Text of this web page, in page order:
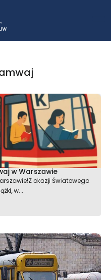
w Warszawie
okazji Światowego
w...